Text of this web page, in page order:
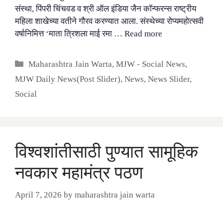
संस्था, पिंपरी चिंचवड व श्री ऑल इंडिया जैन कॉन्फरन्स राष्ट्रीय
महिला शाखेच्या वतीने गौरव करण्यात आला. संस्थेच्या रोप्यमहोत्सवी
वर्षानिमित्त ‘माता त्रिशला माई रमा … Read more
Categories
Maharashtra Jain Warta,MJW - Social News,
MJW Daily News(Post Slider), News, News Slider,
Social
विश्वशांतीसाठी पुण्यात सामूहिक
नवकार महामंत्र पठण
April 7, 2026 by maharashtra jain warta